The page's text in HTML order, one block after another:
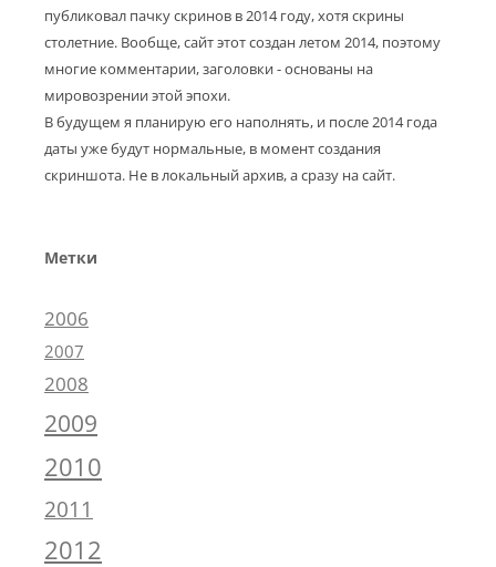
публиковал пачку скринов в 2014 году, хотя скрины
столетние. Вообще, сайт этот создан летом 2014, поэтому
многие комментарии, заголовки - основаны на
мировозрении этой эпохи.
В будущем я планирую его наполнять, и после 2014 года
даты уже будут нормальные, в момент создания
скриншота. Не в локальный архив, а сразу на сайт.
Метки
2006
2007
2008
2009
2010
2011
2012